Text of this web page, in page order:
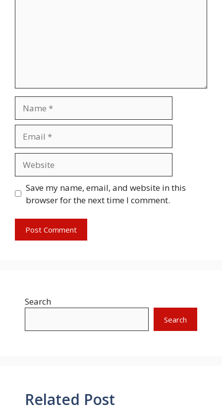
Save my name, email, and website in this
browser for the next time I comment.
Search
Search
Related Post